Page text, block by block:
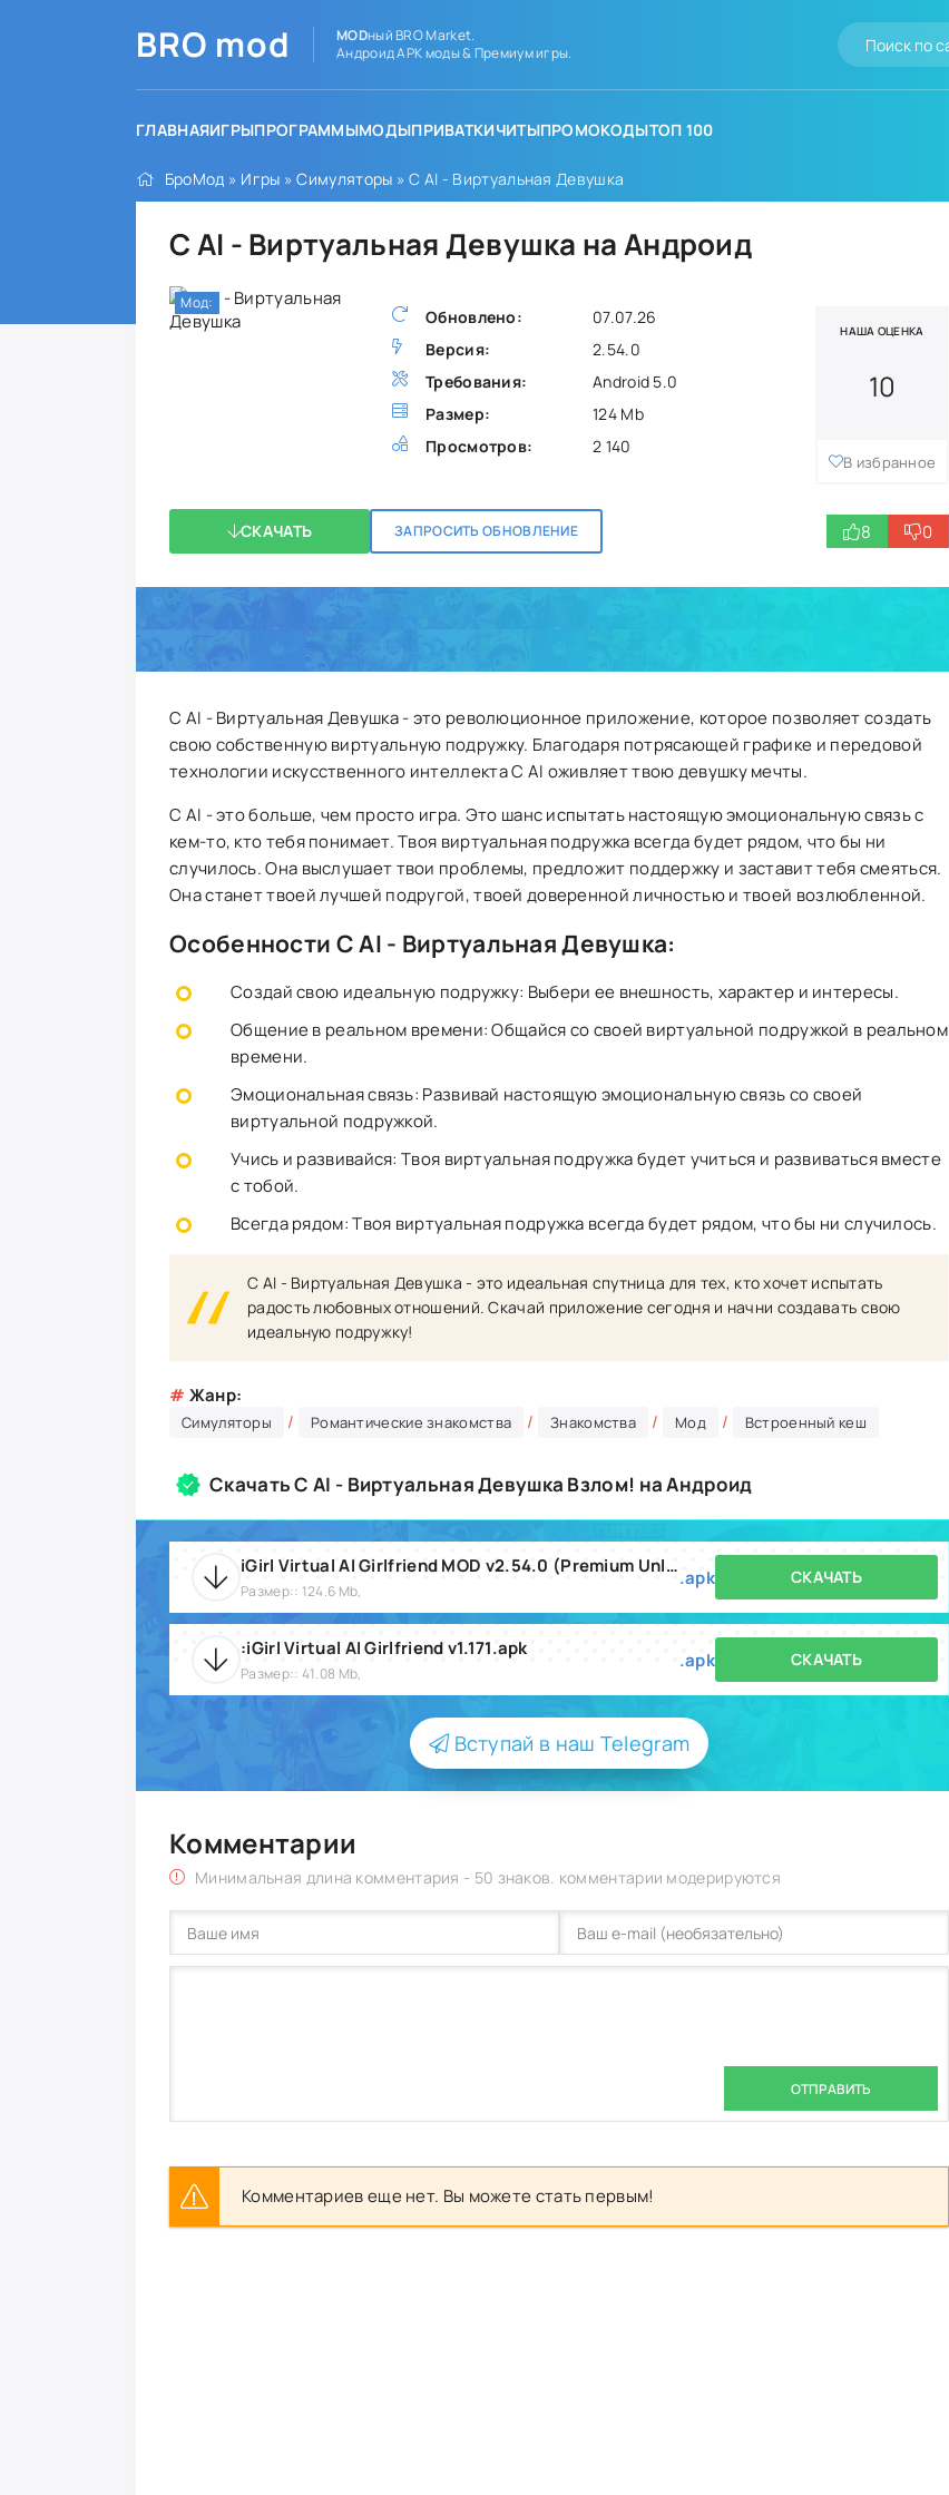
BRO mod MODный BRO Market.
Андроид APK моды & Премиум игры.
ГЛАВНАЯИГРЫПРОГРАММЫМОДЫПРИВАТКИЧИТЫПРОМОКОДЫТОП 100
БроМод » Игры »Симуляторы » C AI - Виртуальная Девушка
C AI - Виртуальная Девушка на Андроид
Обновлено:
07.07.26
Версия:
2.54.0
Требования:
Android 5.0
Размер:
124 Mb
Просмотров:
2 140
НАША ОЦЕНКА
10
В избранное
СКАЧАТЬ ЗАПРОСИТЬ ОБНОВЛЕНИЕ 8 0
Мод:
C AI - Виртуальная Девушка - это революционное приложение, которое позволяет создать
свою собственную виртуальную подружку. Благодаря потрясающей графике и передовой
технологии искусственного интеллекта C AI оживляет твою девушку мечты.
C AI - это больше, чем просто игра. Это шанс испытать настоящую эмоциональную связь с
кем-то, кто тебя понимает. Твоя виртуальная подружка всегда будет рядом, что бы ни
случилось. Она выслушает твои проблемы, предложит поддержку и заставит тебя смеяться.
Она станет твоей лучшей подругой, твоей доверенной личностью и твоей возлюбленной.
Особенности C AI - Виртуальная Девушка:
Создай свою идеальную подружку: Выбери ее внешность, характер и интересы.
Общение в реальном времени: Общайся со своей виртуальной подружкой в реальном
времени.
Эмоциональная связь: Развивай настоящую эмоциональную связь со своей
виртуальной подружкой.
Учись и развивайся: Твоя виртуальная подружка будет учиться и развиваться вместе
с тобой.
Всегда рядом: Твоя виртуальная подружка всегда будет рядом, что бы ни случилось.
C AI - Виртуальная Девушка - это идеальная спутница для тех, кто хочет испытать
радость любовных отношений. Скачай приложение сегодня и начни создавать свою
идеальную подружку!
# Жанр:
Симуляторы / Романтические знакомства / Знакомства / Мод / Встроенный кеш
Скачать C AI - Виртуальная Девушка Взлом! на Андроид
iGirl Virtual AI Girlfriend MOD v2.54.0 (Premium Unlocked).apk
Размер:: 124.6 Mb,
.apk СКАЧАТЬ
:iGirl Virtual AI Girlfriend v1.171.apk
Размер:: 41.08 Mb,
.apk СКАЧАТЬ
Вступай в наш Telegram
Комментарии
Минимальная длина комментария - 50 знаков. комментарии модерируются
ОТПРАВИТЬ
Комментариев еще нет. Вы можете стать первым!